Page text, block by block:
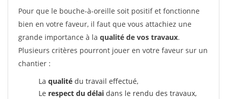
Pour que le bouche-à-oreille soit positif et fonctionne
bien en votre faveur, il faut que vous attachiez une
grande importance à la qualité de vos travaux.
Plusieurs critères pourront jouer en votre faveur sur un
chantier :
La qualité du travail effectué,
Le respect du délai dans le rendu des travaux,